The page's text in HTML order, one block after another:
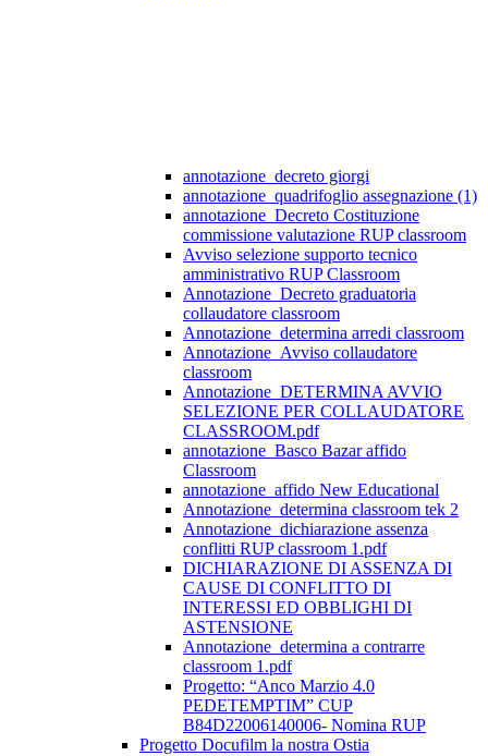
annotazione_decreto giorgi
annotazione_quadrifoglio assegnazione (1)
annotazione_Decreto Costituzione
commissione valutazione RUP classroom
Avviso selezione supporto tecnico
amministrativo RUP Classroom
Annotazione_Decreto graduatoria
collaudatore classroom
Annotazione_determina arredi classroom
Annotazione_Avviso collaudatore
classroom
Annotazione_DETERMINA AVVIO
SELEZIONE PER COLLAUDATORE
CLASSROOM.pdf
annotazione_Basco Bazar affido
Classroom
annotazione_affido New Educational
Annotazione_determina classroom tek 2
Annotazione_dichiarazione assenza
conflitti RUP classroom 1.pdf
DICHIARAZIONE DI ASSENZA DI
CAUSE DI CONFLITTO DI
INTERESSI ED OBBLIGHI DI
ASTENSIONE
Annotazione_determina a contrarre
classroom 1.pdf
Progetto: “Anco Marzio 4.0
PEDETEMPTIM” CUP
B84D22006140006- Nomina RUP
Progetto Docufilm la nostra Ostia